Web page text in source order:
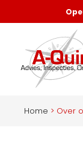
Home > Over